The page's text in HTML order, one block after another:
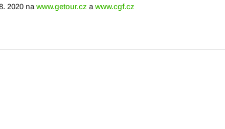
2020 nawww.getour.cz awww.cgf.cz